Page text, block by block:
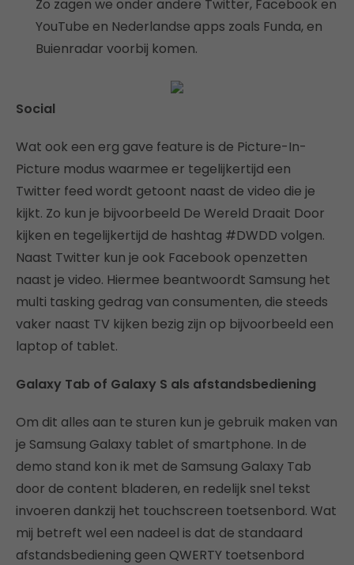
Zo zagen we onder andere Twitter, Facebook en
YouTube en Nederlandse apps zoals Funda, en
Buienradar voorbij komen.
Social
Wat ook een erg gave feature is de Picture-In-
Picture modus waarmee er tegelijkertijd een
Twitter feed wordt getoont naast de video die je
kijkt. Zo kun je bijvoorbeeld De Wereld Draait Door
kijken en tegelijkertijd de hashtag #DWDD volgen.
Naast Twitter kun je ook Facebook openzetten
naast je video. Hiermee beantwoordt Samsung het
multi tasking gedrag van consumenten, die steeds
vaker naast TV kijken bezig zijn op bijvoorbeeld een
laptop of tablet.
Galaxy Tab of Galaxy S als afstandsbediening
Om dit alles aan te sturen kun je gebruik maken van
je Samsung Galaxy tablet of smartphone. In de
demo stand kon ik met de Samsung Galaxy Tab
door de content bladeren, en redelijk snel tekst
invoeren dankzij het touchscreen toetsenbord. Wat
mij betreft wel een nadeel is dat de standaard
afstandsbediening geen QWERTY toetsenbord